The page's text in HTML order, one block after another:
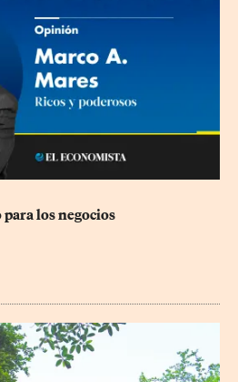
para los negocios